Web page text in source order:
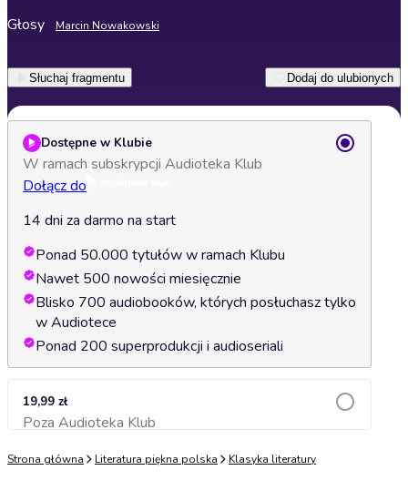
Głosy Marcin Nowakowski
Słuchaj fragmentu Dodaj do ulubionych
Dostępne w Klubie
W ramach subskrypcji Audioteka Klub
Dołącz do
14 dni za darmo na start
Ponad 50.000 tytułów w ramach Klubu
Nawet 500 nowości miesięcznie
Blisko 700 audiobooków, których posłuchasz tylko
w Audiotece
Ponad 200 superprodukcji i audioseriali
19,99 zł
Poza Audioteka KlubDodaj do koszyka
Strona główna Literatura piękna polska Klasyka literatury